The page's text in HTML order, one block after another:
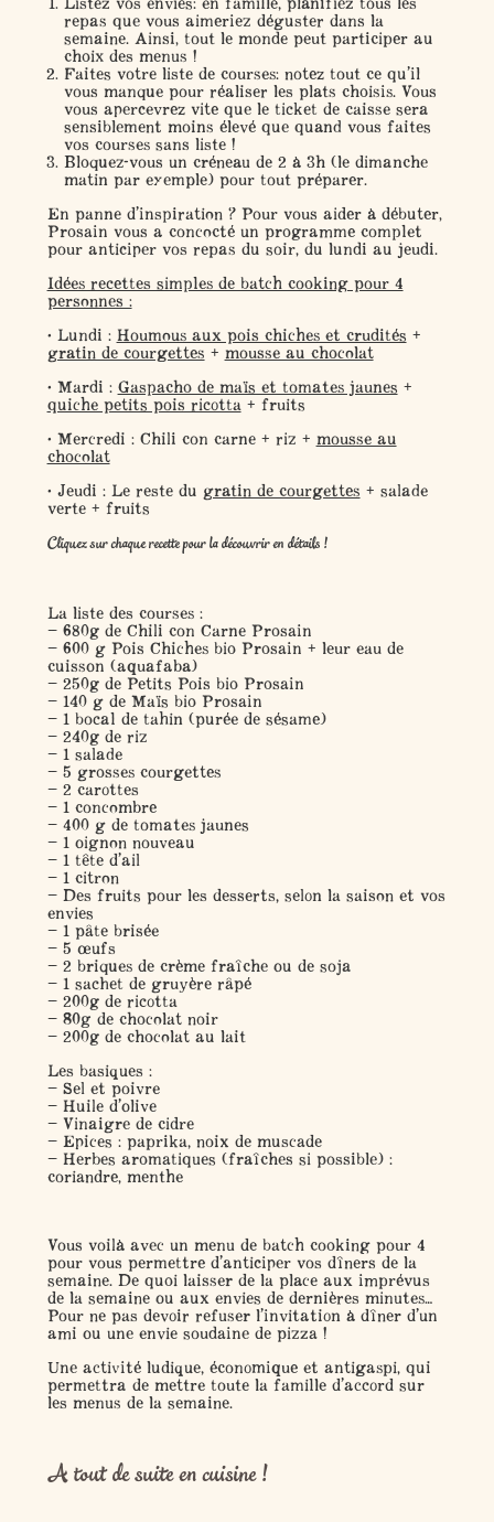
repas que vous aimeriez déguster dans la
semaine. Ainsi, tout le monde peut participer au
choix des menus !
Faites votre liste de courses: notez tout ce qu’il
vous manque pour réaliser les plats choisis. Vous
vous apercevrez vite que le ticket de caisse sera
sensiblement moins élevé que quand vous faites
vos courses sans liste !
Bloquez-vous un créneau de 2 à 3h(le dimanche
matin par exemple) pour tout préparer.
En panne d’inspiration ?Pour vous aider à débuter,
Prosain vous a concocté un programme complet
pour anticiper vos repas du soir, du lundi au jeudi.
Idées recettes simples de batch cooking pour 4
personnes :
• Lundi : Houmous aux pois chiches et crudités +
gratin de courgettes + mousse au chocolat
• Mardi : Gaspacho de maïs et tomates jaunes +
quiche petits pois ricotta + fruits
• Mercredi : Chili con carne + riz + mousse au
chocolat
• Jeudi : Le reste du gratin de courgettes + salade
verte + fruits
Cliquez sur chaque recette pour la découvrir en détails !
La liste des courses :
– 680g de Chili con Carne Prosain
– 600 g Pois Chiches bio Prosain + leur eau de
cuisson (aquafaba)
– 250g de Petits Pois bio Prosain
– 140 g de Maïs bio Prosain
– 1 bocal de tahin (purée de sésame)
– 240g de riz
– 1 salade
– 5 grosses courgettes
– 2 carottes
– 1 concombre
– 400 g de tomates jaunes
– 1 oignon nouveau
– 1 tête d’ail
– 1 citron
– Des fruits pour les desserts, selon la saison et vos
envies
– 1 pâte brisée
– 5 œufs
– 2 briques de crème fraîche ou de soja
– 1 sachet de gruyère râpé
– 200g de ricotta
– 80g de chocolat noir
– 200g de chocolat au lait
Les basiques :
– Sel et poivre
– Huile d’olive
– Vinaigre de cidre
– Epices : paprika, noix de muscade
– Herbes aromatiques (fraîches si possible) :
coriandre, menthe
Vous voilà avec un menu de batch cooking pour 4
pour vous permettre d’anticiper vos dîners de la
semaine. De quoi laisser de la place aux imprévus
de la semaine ou aux envies de dernières minutes…
Pour ne pas devoir refuser l’invitation à dîner d’un
ami ou une envie soudaine de pizza !
Une activité ludique, économique et antigaspi, qui
permettra de mettre toute la famille d’accord sur
les menus de la semaine.
A tout de suite en cuisine !